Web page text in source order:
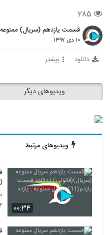
۲۸۵
قسمت یازدهم (سریال) ممنوعه
۱۰ دی ۱۳۹۷
دانلود بیشتر
ویدیوهای دیگر
ویدیوهای مرتبط
۰۰:۳۴